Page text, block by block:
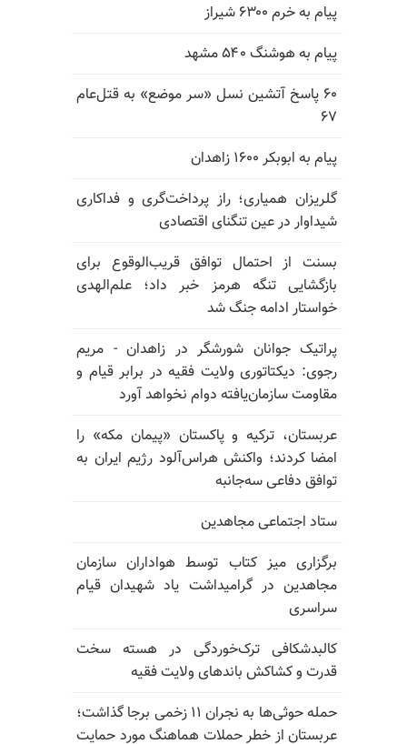
پیام به خرم ۶۳۰۰ شیراز
پیام به هوشنگ ۵۴۰ مشهد
۶۰ پاسخ آتشین نسل «سر موضع» به قتل‌عام
۶۷
پیام به ابوبکر ۱۶۰۰ زاهدان
گلریزان همیاری؛ راز پرداخت‌گری و فداکاری
شیداوار در عین تنگنای اقتصادی
بسنت از احتمال توافق قریب‌الوقوع برای
بازگشایی تنگه هرمز خبر داد؛ علم‌الهدی
خواستار ادامه جنگ شد
پراتیک جوانان شورشگر در زاهدان - مریم
رجوی: دیکتاتوری ولایت فقیه در برابر قیام و
مقاومت سازمان‌یافته دوام نخواهد آورد
عربستان، ترکیه و پاکستان «پیمان مکه» را
امضا کردند؛ واکنش هراس‌آلود رژیم ایران به
توافق دفاعی سه‌جانبه
ستاد اجتماعی مجاهدین
برگزاری میز کتاب توسط هواداران سازمان
مجاهدین در گرامیداشت یاد شهیدان قیام
سراسری
کالبدشکافی ترک‌خوردگی در هسته سخت
قدرت و کشاکش باندهای ولایت فقیه
حمله حوثی‌ها به نجران ۱۱ زخمی برجا گذاشت؛
عربستان از خطر حملات هماهنگ مورد حمایت